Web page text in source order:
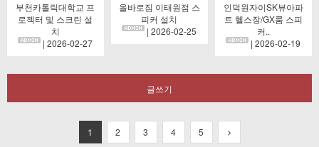
부천카톨릭대학교 프
로젝터 및 스크린 설
치
| 2026-02-27
올바로짐 이태원점 스
피커 설치
| 2026-02-25
인덕원자이SK뷰아파
트 헬스장/GX룸 스피
커..
| 2026-02-19
글쓰기
1 2 3 4 5